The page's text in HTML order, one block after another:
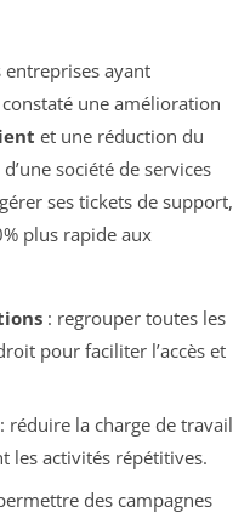
entreprises ayant
une amélioration
et une réduction du
société de services
ses tickets de support,
plus rapide aux
: regrouper toutes les
pour faciliter l’accès et
réduire la charge de travail
les activités répétitives.
des campagnes